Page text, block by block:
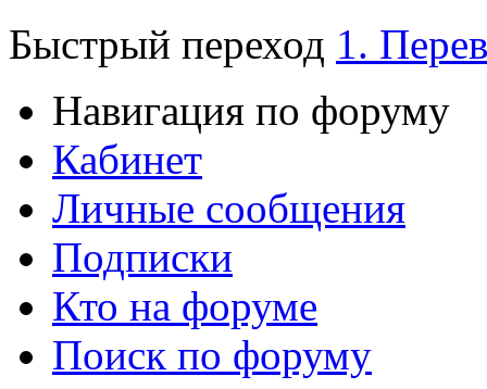
Быстрый переход 1.
Навигация по форуму
Кабинет
Личные сообщения
Подписки
Кто на форуме
Поиск по форуму